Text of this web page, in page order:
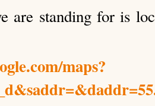
are standing for is
maps?